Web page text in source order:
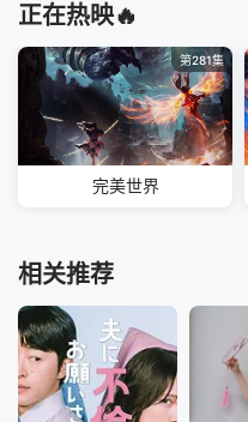
正在热映🔥
第281集
完美世界
相关推荐